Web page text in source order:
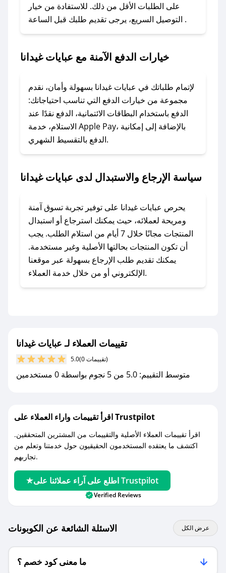
### كيفية استخدام كود خصم عبايات غيدانا؟
1. انسخ كود الخصم من تطبيق صحصح.
2. الصقه في خانة الدفع عند التسوق من عبايات
لا تقلق! يمكنك التواصل مع فريق دعم صحصح عبر
الرسائل الخاصة على تويتر أو البريد الإلكتروني،
وسنقوم بحل المشكلة في أسرع وقت ممكن.
### ماذا أفعل إذا لم أجد كود خصم لمتجري
المفضل؟
مراسلتنا مباشرة وسنعمل على توفير الكوبونات في
### كيف تحصل على كوبونات خصم حصرية من
عبايات غيدانا؟
للحصول على كوبونات وخصومات حصرية، قم بما
يلي:
- اضغط على أيقونة متابعة لمتجر عبايات غيدانا في
مع صحصح، تسوق بذكاء ووفّر على كل مشترياتك مع
كوبونات خصم حصرية من عبايات غيدانا!
على الطلبات الأقل من ذلك. للاستفادة من خيار
التوصيل السريع، يرجى تقديم طلبك قبل الساعة .
خيارات الدفع الآمنة مع عبايات غيدانا
لإتمام طلباتك في عبايات غيدانا بسهولة وأمان، نقدم
مجموعة من خيارات الدفع التي تناسب احتياجاتك:
الدفع باستخدام البطاقات الائتمانية، الدفع نقدًا عند
الاستلام، خدمة Apple Pay، بالإضافة إلى إمكانية
الدفع بالتقسيط الشهري.
سياسة الإرجاع والاستبدال لدى عبايات غيدانا
يحرص عبايات غيدانا على توفير تجربة تسوق آمنة
ومريحة لعملائه، حيث يمكنك استرجاع أو استبدال
المنتجات مجانًا خلال 7 أيام من استلام الطلب. يجب
أن تكون المنتجات بحالتها الأصلية وغير مستخدمة.
يمكنك تقديم طلب الإرجاع بسهولة عبر موقعنا
الإلكتروني أو من خلال خدمة العملاء.
تقييمات العملاء لـ عبايات غيدانا
5.0 (0 تقييمات)
متوسط التقييم: 5.0 من 5 نجوم بواسطة 0 مستخدمين
اقرأ تقييمات واراء العملاء على Trustpilot
اقرأ تقييمات العملاء الأصلية والتقييمات من المشترين المتحققين.
اكتشف ما يعتقده المستخدمون الحقيقيون حول خدمتنا وتعلم من
تجاربهم.
اطلع على آراء عملائنا على Trustpilot
Verified Reviews
الاسئلة الشائعة عن الكوبونات عرض الكل
ما معنى كود خصم ؟